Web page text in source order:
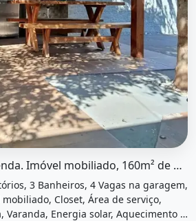
Excelente Casal a Venda. Imóvel mobiliado, 160m² de Área, 4 Vagas...
3 Banheiros, 4 Vagas na garagem,
Closet, Área de serviço,
Varanda, Energia solar, Aquecimento e